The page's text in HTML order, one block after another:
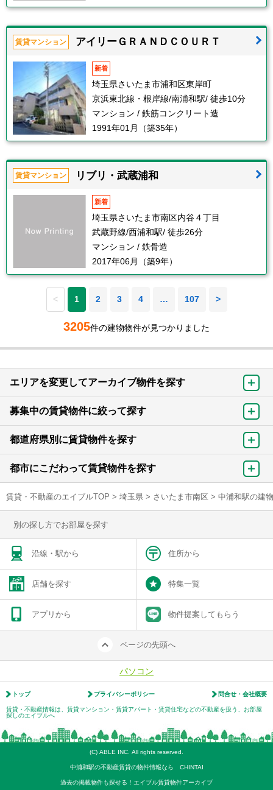
賃貸マンション アイリーＧＲＡＮＤＣＯＵＲＴ
新着
埼玉県さいたま市浦和区東岸町
京浜東北線・根岸線/南浦和駅/ 徒歩10分
マンション / 鉄筋コンクリート造
1991年01月（築35年）
賃貸マンション リブリ・武蔵浦和
新着
埼玉県さいたま市南区内谷４丁目
武蔵野線/西浦和駅/ 徒歩26分
マンション / 鉄骨造
2017年06月（築9年）
< 1 2 3 4 … 107 >
3205件の建物物件が見つかりました
エリアを変更してアーカイブ物件を探す
募集中の賃貸物件に絞って探す
都道府県別に賃貸物件を探す
都市にこだわって賃貸物件を探す
賃貸・不動産のエイブルTOP > 埼玉県 > さいたま市南区 > 中浦和駅の建
別の探し方でお部屋を探す
沿線・駅から 住所から
店舗を探す 特集一覧
アプリから 物件提案してもらう
ページの先頭へ
パソコン
トップ プライバシーポリシー 問合せ・会社概要
賃貸・不動産情報は、賃貸マンション・賃貸アパート・賃貸住宅などの不動産を扱う、お部屋
探しのエイブルへ
(C) ABLE INC. All rights reserved.
中浦和駅の不動産賃貸の物件情報なら CHINTAI
過去の掲載物件も探せる！エイブル賃貸物件アーカイブ